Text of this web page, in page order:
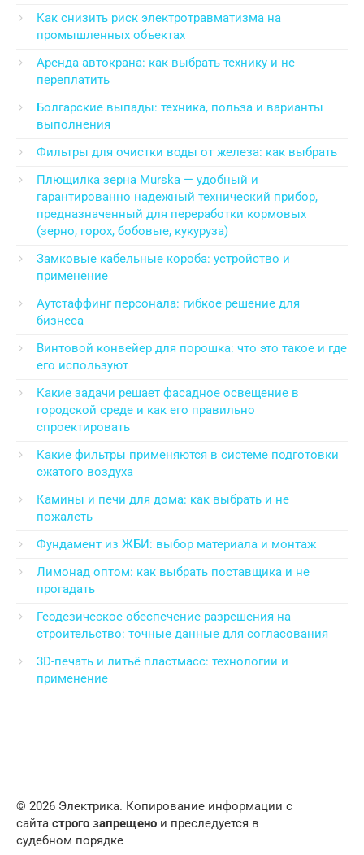
Как снизить риск электротравматизма на
промышленных объектах
Аренда автокрана: как выбрать технику и не
переплатить
Болгарские выпады: техника, польза и варианты
выполнения
Фильтры для очистки воды от железа: как выбрать
Плющилка зерна Murska — удобный и
гарантированно надежный технический прибор,
предназначенный для переработки кормовых
(зерно, горох, бобовые, кукуруза)
Замковые кабельные короба: устройство и
применение
Аутстаффинг персонала: гибкое решение для
бизнеса
Винтовой конвейер для порошка: что это такое и где
его используют
Какие задачи решает фасадное освещение в
городской среде и как его правильно
спроектировать
Какие фильтры применяются в системе подготовки
сжатого воздуха
Камины и печи для дома: как выбрать и не
пожалеть
Фундамент из ЖБИ: выбор материала и монтаж
Лимонад оптом: как выбрать поставщика и не
прогадать
Геодезическое обеспечение разрешения на
строительство: точные данные для согласования
3D-печать и литьё пластмасс: технологии и
применение
© 2026 Электрика. Копирование информации с
сайта строго запрещено и преследуется в
судебном порядке